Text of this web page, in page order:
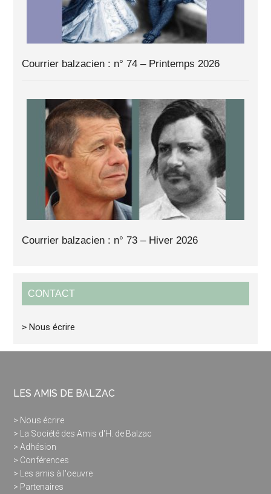
Courrier balzacien : n° 74 – Printemps 2026
Courrier balzacien : n° 73 – Hiver 2026
CONTACT
> Nous écrire
LES AMIS DE BALZAC
> Nous écrire
> La Société des Amis d'H. de Balzac
> Adhésion
> Conférences
> Les amis à l'oeuvre
> Partenaires